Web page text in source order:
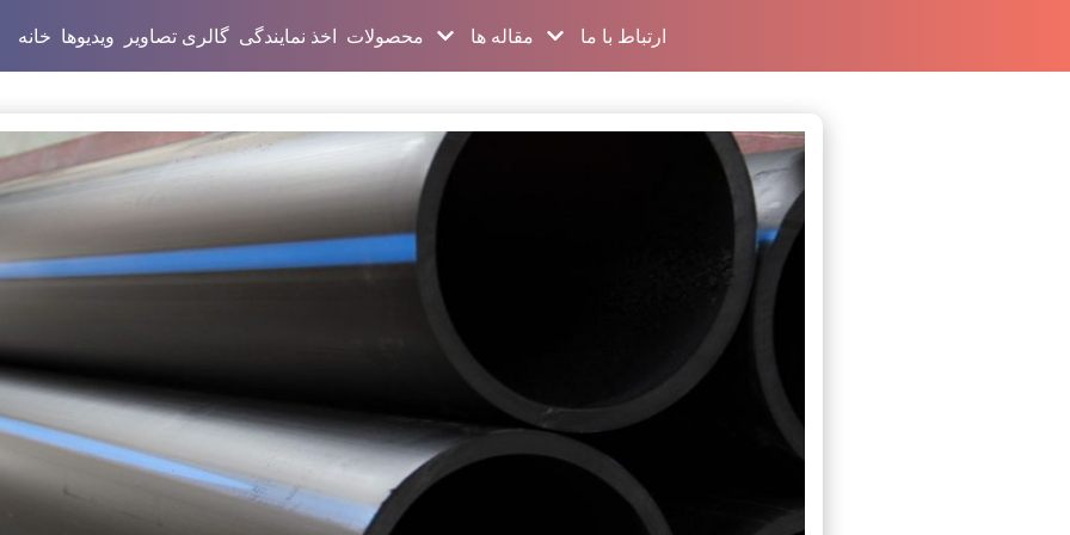
خانه ویدیوها گالری تصاویر اخذ نمایندگی محصولات مقاله ها ارتباط با ما